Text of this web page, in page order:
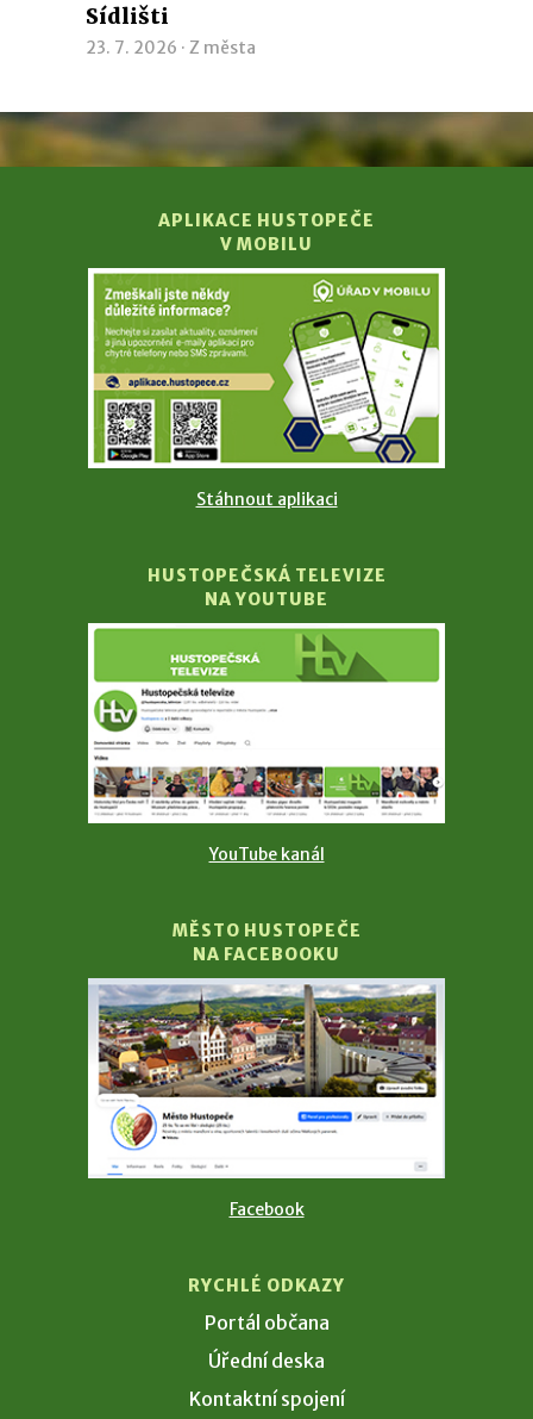
Sídlišti
23. 7. 2026 · Z města
APLIKACE HUSTOPEČE
V MOBILU
Stáhnout aplikaci
HUSTOPEČSKÁ TELEVIZE
NA YOUTUBE
YouTube kanál
MĚSTO HUSTOPEČE
NA FACEBOOKU
Facebook
RYCHLÉ ODKAZY
Portál občana
Úřední deska
Kontaktní spojení